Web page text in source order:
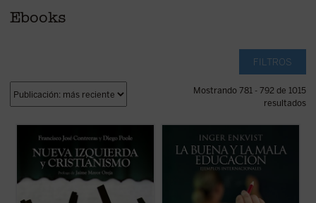
Ebooks
FILTROS
Mostrando 781 - 792 de 1015
resultados
La tesis central de este libro es que la
siglo XX en su programa clásico (el
socialismo), ha sustituido en el XXI la
revolución socio-económica por la moral-
cultural. Ideas y políticas como la ...(ver
El presente libro tiene el propósito de
explicar en qué consiste la buena calidad
educativa. Estudiando diversos sistemas
escolares, tanto con buenos como con
malos resultados, se muestran las razones